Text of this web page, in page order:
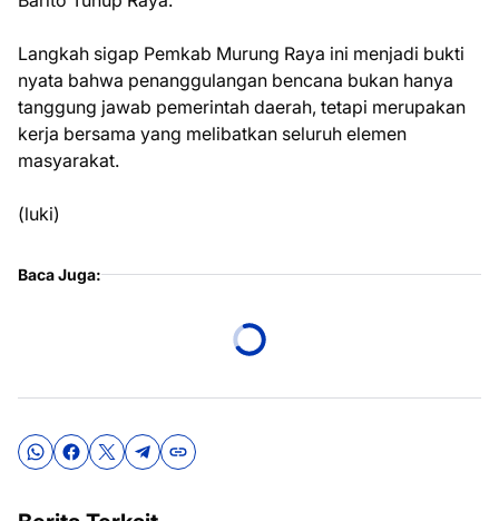
Langkah sigap Pemkab Murung Raya ini menjadi bukti
nyata bahwa penanggulangan bencana bukan hanya
tanggung jawab pemerintah daerah, tetapi merupakan
kerja bersama yang melibatkan seluruh elemen
masyarakat.
(luki)
Baca Juga: